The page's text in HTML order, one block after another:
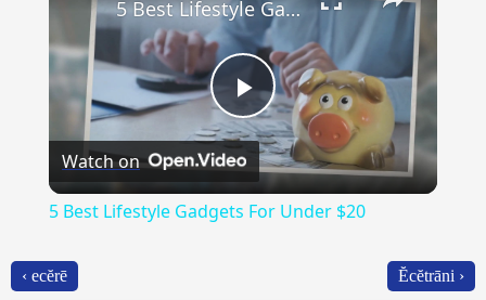
Play
Video
5 Best Lifestyle Gadgets For Under $20
Watch on
5 Best Lifestyle Gadgets For Under $20
‹ ecĕrē Ĕcĕtrāni ›